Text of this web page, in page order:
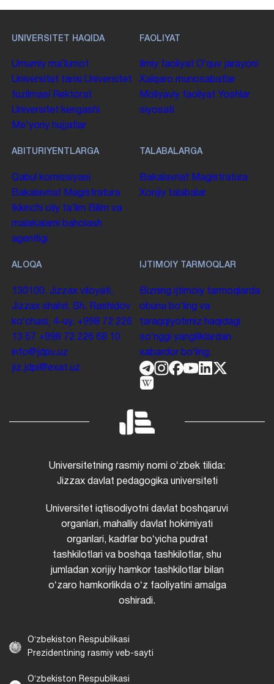
UNIVERSITET HAQIDA
Umumiy maʼlumot
Universitet tarixi Universitet
tuzilmasi
Rektorat
Universitet kengashi
Me'yoriy hujjatlar
FAOLIYAT
Ilmiy faoliyat Oʻquv jarayoni
Xalqaro munosabatlar
Moliyaviy faoliyat Yoshlar
siyosati
ABITURIYENTLARGA
Qabul komissiyasi
Bakalavriat Magistratura
Ikkinchi oliy taʼlim Bilim va
malakalarni baholash
agentligi
TALABALARGA
Bakalavriat Magistratura
Xorijiy talabalar
ALOQA
130100. Jizzax viloyati,
Jizzax shahri, Sh. Rashidov
koʻchasi, 4-uy. +998 72 226
13 57 +998 72 226 68 10
info@jdpu.uz
jiz.jdpi@exat.uz
IJTIMOIY TARMOQLAR
Bizning ijtimoiy tarmoqlarda
obuna boʻling va
taraqqiyotimiz haqidagi
soʻnggi yangiliklardan
xabardor boʻling.
Universitetning rasmiy nomi oʻzbek tilida:
Jizzax davlat pedagogika universiteti
Universitet iqtisodiyotni davlat boshqaruvi
organlari, mahalliy davlat hokimiyati
organlari, kadrlar boʻyicha pudrat
tashkilotlari va boshqa tashkilotlar, shu
jumladan xorijiy hamkor tashkilotlar bilan
oʻzaro hamkorlikda oʻz faoliyatini amalga
oshiradi.
Oʻzbekiston Respublikasi
Prezidentining rasmiy veb-sayti
Oʻzbekiston Respublikasi